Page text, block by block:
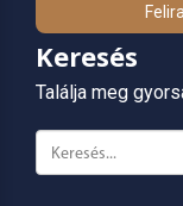
Keresés
Találja meg